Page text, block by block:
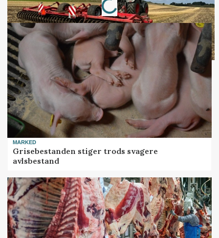
Loading...
MARKED
Grisebestanden stiger trods svagere
avlsbestand